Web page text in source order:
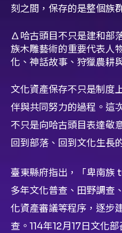
刻之間，保存的是整個族
∆哈古頭目不只是建和部
族木雕藝術的重要代表人
化、神話故事、狩獵農耕
文化資產保存不只是制度
伴與共同努力的過程。這
不只是向哈古頭目表達敬
回到部落、回到文化生長
臺東縣府指出，「卑南族
多年文化普查、田野調查
化資產審議等程序，逐步
查。114年12月17日文化